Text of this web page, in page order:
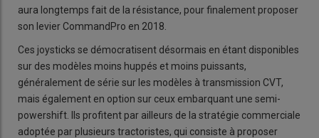
aura longtemps fait de la résistance, pour finalement proposer
son levier CommandPro en 2018.
Ces joysticks se démocratisent désormais en étant disponibles
sur des modèles moins huppés et moins puissants,
généralement de série sur les modèles à transmission CVT,
mais également en option sur ceux embarquant une semi-
powershift. Ils profitent par ailleurs de la stratégie commerciale
adoptée par plusieurs tractoristes, qui consiste à proposer